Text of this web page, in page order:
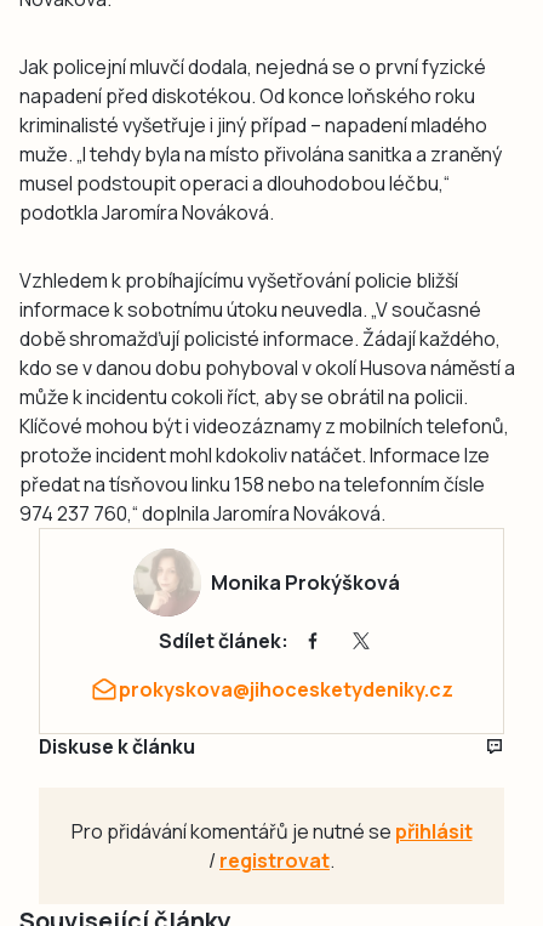
Jak policejní mluvčí dodala, nejedná se o první fyzické
napadení před diskotékou. Od konce loňského roku
kriminalisté vyšetřuje i jiný případ – napadení mladého
muže. „I tehdy byla na místo přivolána sanitka a zraněný
musel podstoupit operaci a dlouhodobou léčbu,“
podotkla Jaromíra Nováková.
Vzhledem k probíhajícímu vyšetřování policie bližší
informace k sobotnímu útoku neuvedla. „V současné
době shromažďují policisté informace. Žádají každého,
kdo se v danou dobu pohyboval v okolí Husova náměstí a
může k incidentu cokoli říct, aby se obrátil na policii.
Klíčové mohou být i videozáznamy z mobilních telefonů,
protože incident mohl kdokoliv natáčet. Informace lze
předat na tísňovou linku 158 nebo na telefonním čísle
974 237 760,“ doplnila Jaromíra Nováková.
Monika Prokýšková
Sdílet článek:
prokyskova@jihocesketydeniky.cz
Diskuse k článku
Pro přidávání komentářů je nutné se přihlásit
/registrovat.